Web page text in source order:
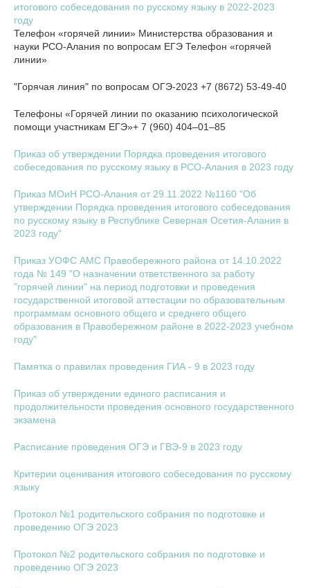
итогового собеседования по русскому языку в 2022-2023
году
Телефон «горячей линии» Министерства образования и
науки РСО-Алания по вопросам ЕГЭ Телефон «горячей
линии»
"Горячая линия" по вопросам ОГЭ-2023 +7 (8672) 53-49-40
Телефоны «Горячей линии по оказанию психологической
помощи участникам ЕГЭ»+ 7 (960) 404–01–85
Приказ об утверждении Порядка проведения итогового
собеседования по русскому языку в РСО-Алания в 2023 году
Приказ МОиН РСО-Алания от 29.11.2022 №1160 "Об
утверждении Порядка проведения итогового собеседования
по русскому языку в Республике Северная Осетия-Алания в
2023 году"
Приказ УОФС АМС Правобережного района от 14.10.2022
года № 149 "О назначении ответственного за работу
"горячей линии" на период подготовки и проведения
государственной итоговой аттестации по образовательным
программам основного общего и среднего общего
образования в Правобережном районе в 2022-2023 учебном
году"
Памятка о правилах проведения ГИА - 9 в 2023 году
Приказ об утверждении единого расписания и
продолжительности проведения основного государственного
экзамена
Расписание проведения ОГЭ и ГВЭ-9 в 2023 году
Критерии оценивания итогового собеседования по русскому
языку
Протокол №1 родительского собрания по подготовке и
проведению ОГЭ 2023
Протокол №2 родительского собрания по подготовке и
проведению ОГЭ 2023